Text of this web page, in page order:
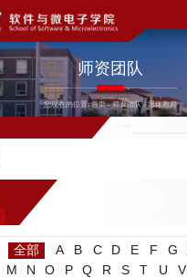
师资团队
您现在的位置: 首页 - 师资团队 - 退休教师
全部 A B C D E F G
M
N O P Q R S T U V